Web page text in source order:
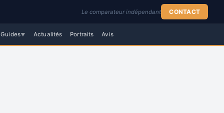
Le comparateur indépendant CONTACT
Guides▼ Actualités Portraits Avis